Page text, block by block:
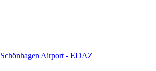
Schönhagen Airport - EDAZ